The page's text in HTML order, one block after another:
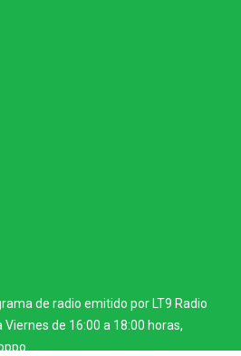
de radio emitido por LT9 Radio
Viernes de 16:00 a 18:00 horas,